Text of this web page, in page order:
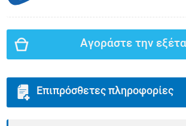
Αγοράστε την
Επιπρόσθετες πληροφορίες